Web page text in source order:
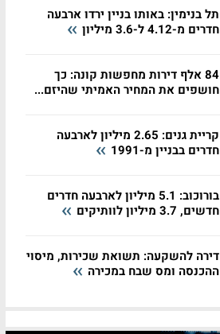
תל בנימין: באותו בניין ירדו ארבעה
חדרים מ-4.12 ל-3.6 מיליון
84 אלף דירות מחפשות קונה: כך
חושפים את המחיר האמיתי שהיזם...
קריית גנים: 2.65 מיליון לארבעה
חדרים בבניין מ-1991
בורוכוב: 5.1 מיליון לארבעה חדרים
חדשים, 3.7 מיליון לוותיקים
דירה להשקעה: תשואת שכירות, מיסוי
ההכנסה ומס שבח במכירה